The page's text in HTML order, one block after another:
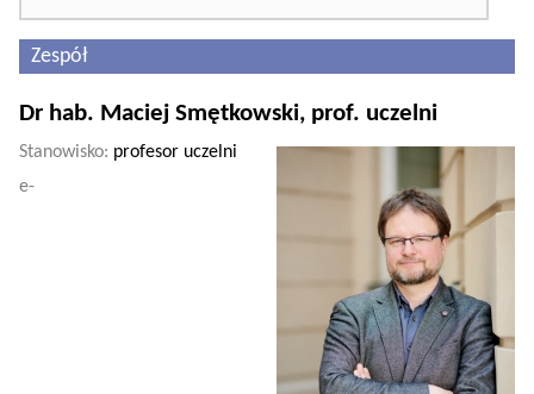
Zespół
Dr hab. Maciej Smętkowski, prof. uczelni
Stanowisko: profesor uczelni
e-